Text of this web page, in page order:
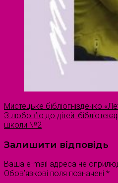
Мистецьке бібліогніздечко
З любов’ю до дітей:
школи №2
Залишити відповідь
Ваша e-mail адреса не
Обов’язкові поля позначені *